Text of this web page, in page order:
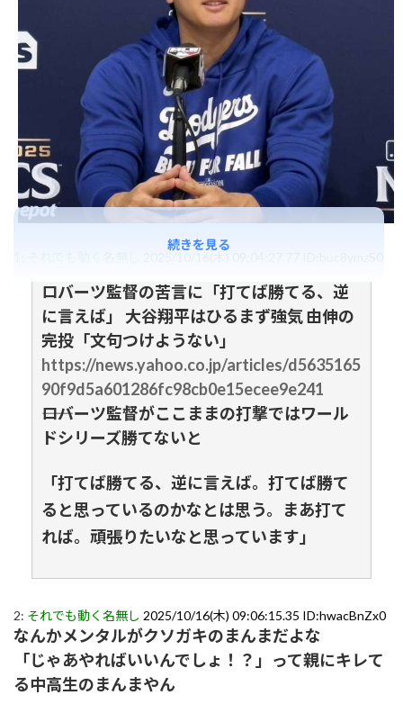
ロバーツ監督の苦言に「打てば勝てる、逆
に言えば」 大谷翔平はひるまず強気 由伸の
完投「文句つけようない」
https://news.yahoo.co.jp/articles/d5635165
90f9d5a601286fc98cb0e15ecee9e241
――ロバーツ監督がここままの打撃ではワール
ドシリーズ勝てないと
「打てば勝てる、逆に言えば。打てば勝て
ると思っているのかなとは思う。まあ打て
れば。頑張りたいなと思っています」
2: それでも動く名無し 2025/10/16(木) 09:06:15.35 ID:hwacBnZx0
なんかメンタルがクソガキのまんまだよな
「じゃあやればいいんでしょ！？」って親にキレて
る中高生のまんまやん
続きを見る